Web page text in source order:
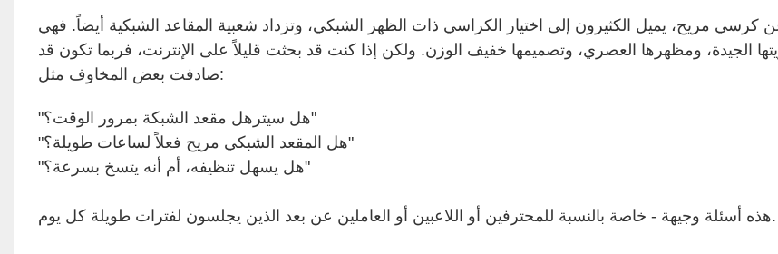
كرسي مريح، يميل الكثيرون إلى اختيار الكراسي ذات الظهر الشبكي، وتزداد شعبية المقاعد الشبكية أيضاً. فهي
الجيدة، ومظهرها العصري، وتصميمها خفيف الوزن. ولكن إذا كنت قد بحثت قليلاً على الإنترنت، فربما تكون قد
صادفت بعض المخاوف مثل:
"هل سيترهل مقعد الشبكة بمرور الوقت؟"
"هل المقعد الشبكي مريح فعلاً لساعات طويلة؟"
"هل يسهل تنظيفه، أم أنه يتسخ بسرعة؟"
هذه أسئلة وجيهة - خاصة بالنسبة للمحترفين أو اللاعبين أو العاملين عن بعد الذين يجلسون لفترات طويلة كل يوم.